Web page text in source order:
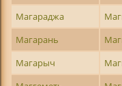
Магараджа
Магарань
Магарыч